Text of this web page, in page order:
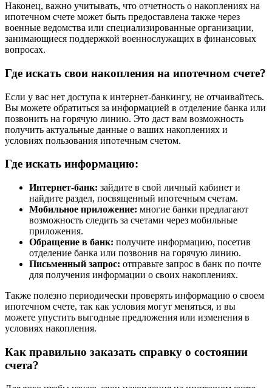
Наконец, важно учитывать, что отчетность о накоплениях на
ипотечном счете может быть предоставлена также через
военные ведомства или специализированные организации,
занимающиеся поддержкой военнослужащих в финансовых
вопросах.
Где искать свои накопления на ипотечном счете?
Если у вас нет доступа к интернет-банкингу, не отчаивайтесь.
Вы можете обратиться за информацией в отделение банка или
позвонить на горячую линию. Это даст вам возможность
получить актуальные данные о ваших накоплениях и
условиях пользования ипотечным счетом.
Где искать информацию:
Интернет-банк: зайдите в свой личный кабинет и
найдите раздел, посвященный ипотечным счетам.
Мобильное приложение: многие банки предлагают
возможность следить за счетами через мобильные
приложения.
Обращение в банк: получите информацию, посетив
отделение банка или позвонив на горячую линию.
Письменный запрос: отправьте запрос в банк по почте
для получения информации о своих накоплениях.
Также полезно периодически проверять информацию о своем
ипотечном счете, так как условия могут меняться, и вы
можете упустить выгодные предложения или изменения в
условиях накопления.
Как правильно заказать справку о состоянии
счета?